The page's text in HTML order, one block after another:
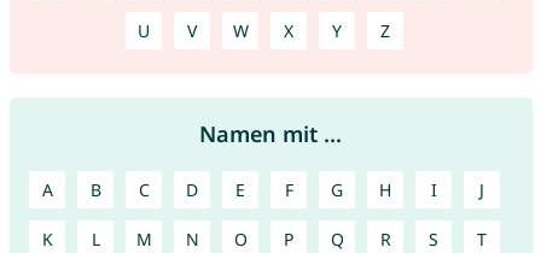
U V W X Y Z
Namen mit ...
A B C D E F G H I J
K L M N O P Q R S T